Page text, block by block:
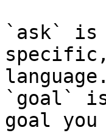
`ask` is
language.
`goal`
goal